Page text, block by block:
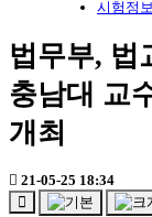
시험정보
법무부, 법
충남대 교
개최
21-05-25 18:34